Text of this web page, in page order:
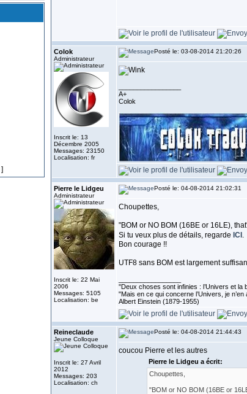
]
Colok
Administrateur
Inscrit le: 13
Décembre 2005
Messages: 23150
Localisation: fr
Posté le: 03-08-2014 21:20:26
A+
Colok
Pierre le Lidgeu
Administrateur
Inscrit le: 22 Mai
2006
Messages: 5105
Localisation: be
Posté le: 04-08-2014 21:02:31
Choupettes,
"BOM or NO BOM (16BE or 16LE),
Si tu veux plus de détails, regarde ICI .
Bon courage !!
UTF8 sans BOM est largement
''Deux choses sont infinies : l’Univers et la
"Mais en ce qui concerne l’Univers, je
Albert Einstein (1879-1955)
Reineclaude
Jeune Colloque
Inscrit le: 27 Avril
2012
Messages: 203
Localisation: ch
Posté le: 04-08-2014 21:44:43
coucou Pierre et les autres
Pierre le Lidgeu a écrit:
Choupettes,
"BOM or NO BOM (16BE or